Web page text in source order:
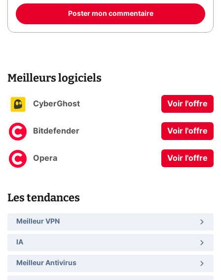
Poster mon commentaire
Meilleurs logiciels
CyberGhost Voir l'offre
Bitdefender Voir l'offre
Opera Voir l'offre
Les tendances
Meilleur VPN
IA
Meilleur Antivirus